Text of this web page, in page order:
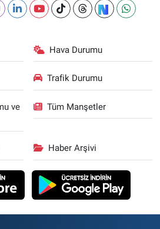
Hava Durumu
Trafik Durumu
ve
Tüm Manşetler
Haber Arşivi